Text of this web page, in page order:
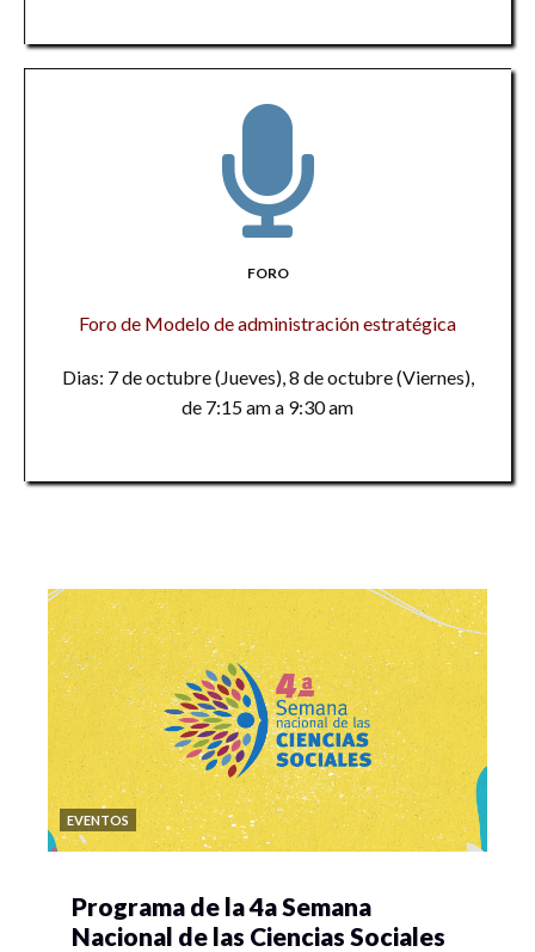
FORO
Foro de Modelo de administración estratégica
Dias: 7 de octubre (Jueves), 8 de octubre (Viernes),
de 7:15 am a 9:30 am
EVENTOS
Programa de la 4a Semana
Nacional de las Ciencias Sociales